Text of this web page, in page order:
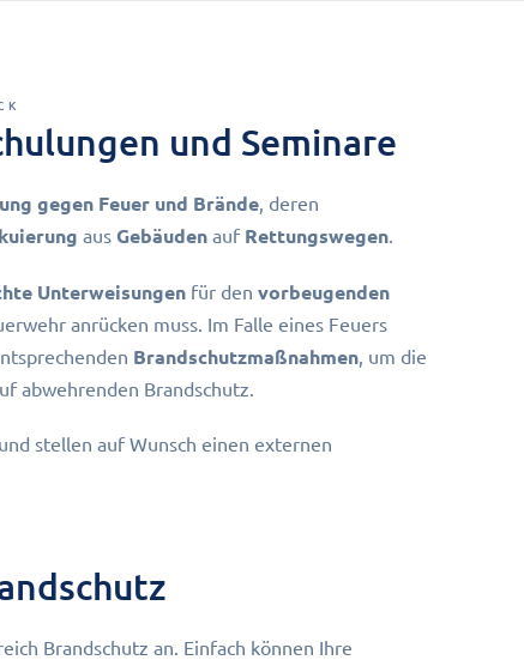
und Seminare
gegen Feuer und Brände, deren
aus Gebäuden auf Rettungswegen.
Unterweisungen für den vorbeugenden
anrücken muss. Im Falle eines Feuers
Brandschutzmaßnahmen, um die
abwehrenden Brandschutz.
stellen auf Wunsch einen externen
Brandschutz an. Einfach können Ihre